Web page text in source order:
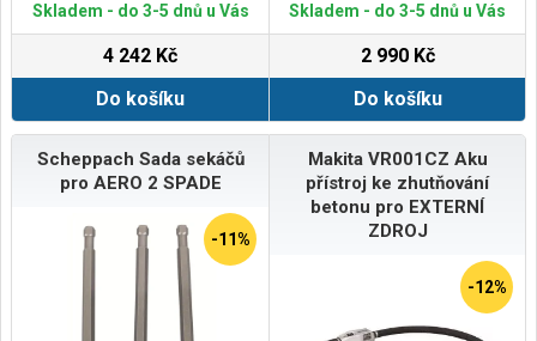
Skladem - do 3-5 dnů u Vás
4 242 Kč
Do košíku
Skladem - do 3-5 dnů u Vás
2 990 Kč
Do košíku
Scheppach Sada sekáčů
pro AERO 2 SPADE
-11%
Makita VR001CZ Aku
přístroj ke zhutňování
betonu pro EXTERNÍ
ZDROJ
-12%